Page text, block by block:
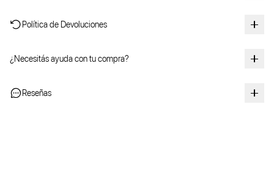
Política de Devoluciones
¿Necesitás ayuda con tu compra?
Reseñas